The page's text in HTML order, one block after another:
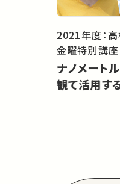
2021年度：
金曜特別講座
ナノメート
観て活用す